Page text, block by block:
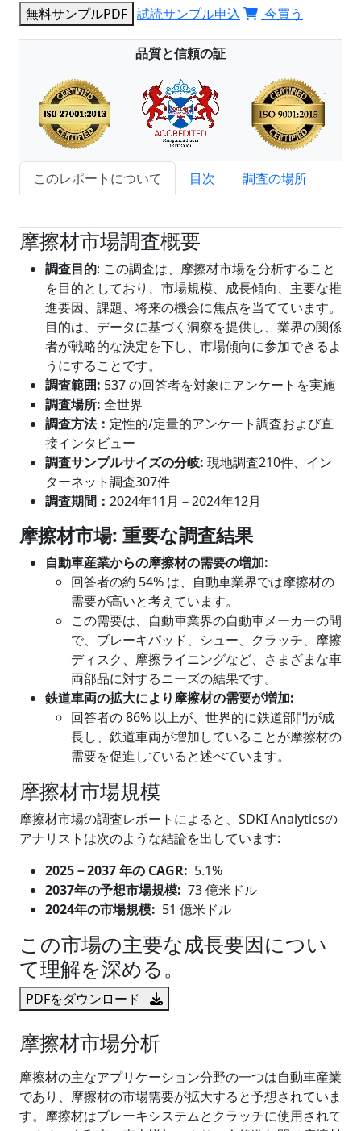
無料サンプルPDF 試読サンプル申込 今買う
品質と信頼の証
このレポートについて 目次
調査の場所
摩擦材市場調査概要
調査目的: この調査は、摩擦材市場を分析すること
を目的としており、市場規模、成長傾向、主要な推
進要因、課題、将来の機会に焦点を当てています。
目的は、データに基づく洞察を提供し、業界の関係
者が戦略的な決定を下し、市場傾向に参加できるよ
うにすることです。
調査範囲: 537 の回答者を対象にアンケートを実施
調査場所: 全世界
調査方法： 定性的/定量的アンケート調査および直
接インタビュー
調査サンプルサイズの分岐: 現地調査210件、イン
ターネット調査307件
調査期間： 2024年11月－2024年12月
摩擦材市場: 重要な調査結果
自動車産業からの摩擦材の需要の増加:
回答者の約 54% は、自動車業界では摩擦材の
需要が高いと考えています。
この需要は、自動車業界の自動車メーカーの間
で、ブレーキパッド、シュー、クラッチ、摩擦
ディスク、摩擦ライニングなど、さまざまな車
両部品に対するニーズの結果です。
鉄道車両の拡大により摩擦材の需要が増加:
回答者の 86% 以上が、世界的に鉄道部門が成
長し、鉄道車両が増加していることが摩擦材の
需要を促進していると述べています。
摩擦材市場規模
摩擦材市場の調査レポートによると、SDKI Analyticsの
アナリストは次のような結論を出しています:
2025－2037 年の CAGR: 5.1%
2037年の予想市場規模: 73 億米ドル
2024年の市場規模: 51 億米ドル
この市場の主要な成長要因につい
て理解を深める。
PDFをダウンロード
摩擦材市場分析
摩擦材の主なアプリケーション分野の一つは自動車産業
であり、摩擦材の市場需要が拡大すると予想されていま
す。摩擦材はブレーキシステムとクラッチに使用されて